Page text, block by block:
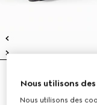
Casque de ski Gucci x
5.250 kr.
Nous utilisons
Nous utilisons des